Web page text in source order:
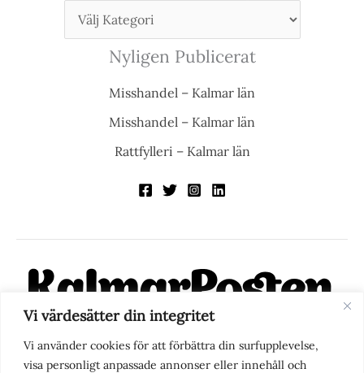
Vi värdesätter din integritet
Vi använder cookies för att förbättra din surfupplevelse,
visa personligt anpassade annonser eller innehåll och
Nyligen Publicerat
Misshandel – Kalmar län
Misshandel – Kalmar län
Rattfylleri – Kalmar län
KalmarPosten är en modern lokalnyhetstidning på nätet. Med
fokus på Kalmarregionen, men också med blick för det större
perspektivet, vill vi vara din självklara kanal för nyheter,